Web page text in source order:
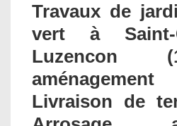
Travaux de
vert à Saint-
Luzencon
Livraison de